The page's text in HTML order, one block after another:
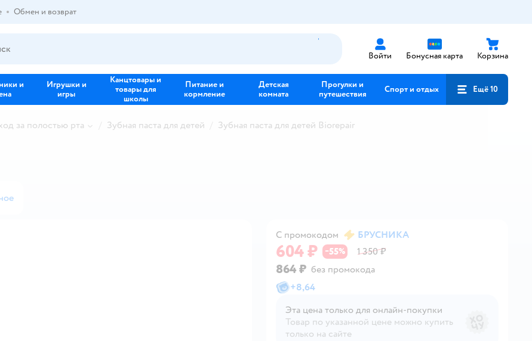
Обмен и возврат
Войти Бонусная карта Корзина
и
Игрушки и
игры
Канцтовары и
товары для
школы
Питание и
кормление
Детская
комната
Прогулки и
путешествия
Спорт и отдых Ещё 10
за полостью рта Зубная паста для детей Зубная паста для детей Biorepair
С промокодом БРУСНИКА
604 ₽ −55% 1 350 ₽
864 ₽ без промокода
+8,64
Эта цена только для онлайн‑покупки
Товар по указанной цене можно купить
только на сайте